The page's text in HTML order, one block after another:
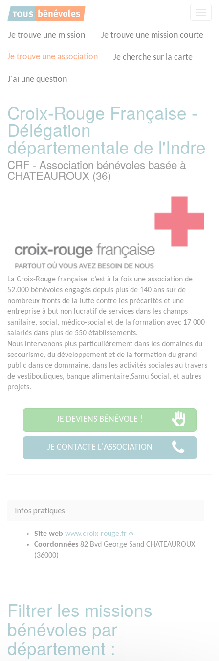
Je trouve une mission Je trouve une mission courte
Je trouve une association Je cherche sur la carte
J'ai une question
Croix-Rouge Française -
Délégation
départementale de l'Indre
CRF - Association bénévoles basée à
CHATEAUROUX (36)
La Croix-Rouge française, c’est à la fois une association de
52.000 bénévoles engagés depuis plus de 140 ans sur de
nombreux fronts de la lutte contre les précarités et une
entreprise à but non lucratif de services dans les champs
sanitaire, social, médico-social et de la formation avec 17 000
salariés dans plus de 550 établissements.
Nous intervenons plus particulièrement dans les domaines du
secourisme, du développement et de la formation du grand
public dans ce dommaine, dans les activités sociales au travers
de vestiboutiques, banque alimentaire,Samu Social, et autres
projets.
JE DEVIENS BÉNÉVOLE !
JE CONTACTE L'ASSOCIATION
Infos pratiques
Site web www.croix-rouge.fr
Coordonnées 82 Bvd George Sand CHATEAUROUX
(36000)
Filtrer les missions
bénévoles par
département :
Panneau de gestion des cookies